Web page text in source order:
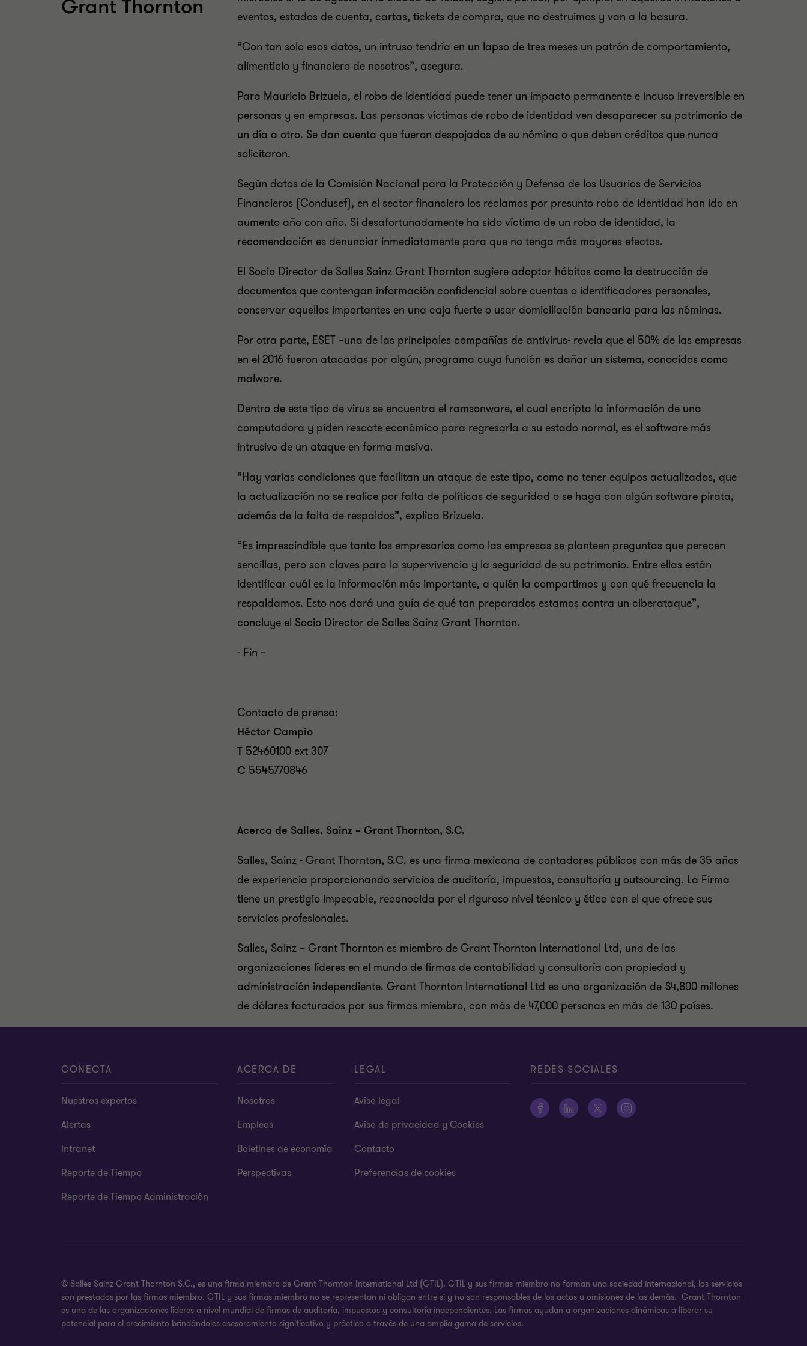
Grant Thornton
eventos, estados de cuenta, cartas, tickets de compra, que no destruimos y van a la basura.
“Con tan solo esos datos, un intruso tendría en un lapso de tres meses un patrón de comportamiento,
alimenticio y financiero de nosotros”, asegura.
Para Mauricio Brizuela, el robo de identidad puede tener un impacto permanente e incuso irreversible en
personas y en empresas. Las personas víctimas de robo de identidad ven desaparecer su patrimonio de
un día a otro. Se dan cuenta que fueron despojados de su nómina o que deben créditos que nunca
solicitaron.
Según datos de la Comisión Nacional para la Protección y Defensa de los Usuarios de Servicios
Financieros (Condusef), en el sector financiero los reclamos por presunto robo de identidad han ido en
aumento año con año. Si desafortunadamente ha sido víctima de un robo de identidad, la
recomendación es denunciar inmediatamente para que no tenga más mayores efectos.
El Socio Director de Salles Sainz Grant Thornton sugiere adoptar hábitos como la destrucción de
documentos que contengan información confidencial sobre cuentas o identificadores personales,
conservar aquellos importantes en una caja fuerte o usar domiciliación bancaria para las nóminas.
Por otra parte, ESET –una de las principales compañías de antivirus- revela que el 50% de las empresas
en el 2016 fueron atacadas por algún, programa cuya función es dañar un sistema, conocidos como
malware.
Dentro de este tipo de virus se encuentra el ramsonware, el cual encripta la información de una
computadora y piden rescate económico para regresarla a su estado normal, es el software más
intrusivo de un ataque en forma masiva.
“Hay varias condiciones que facilitan un ataque de este tipo, como no tener equipos actualizados, que
la actualización no se realice por falta de políticas de seguridad o se haga con algún software pirata,
además de la falta de respaldos”, explica Brizuela.
“Es imprescindible que tanto los empresarios como las empresas se planteen preguntas que perecen
sencillas, pero son claves para la supervivencia y la seguridad de su patrimonio. Entre ellas están
identificar cuál es la información más importante, a quién la compartimos y con qué frecuencia la
respaldamos. Esto nos dará una guía de qué tan preparados estamos contra un ciberataque”,
concluye el Socio Director de Salles Sainz Grant Thornton.
- Fin –
Contacto de prensa:
Héctor Campio
T 52460100 ext 307
C 5545770846
Acerca de Salles, Sainz – Grant Thornton, S.C.
Salles, Sainz - Grant Thornton, S.C. es una firma mexicana de contadores públicos con más de 35 años
de experiencia proporcionando servicios de auditoría, impuestos, consultoría y outsourcing. La Firma
tiene un prestigio impecable, reconocida por el riguroso nivel técnico y ético con el que ofrece sus
servicios profesionales.
Salles, Sainz – Grant Thornton es miembro de Grant Thornton International Ltd, una de las
organizaciones líderes en el mundo de firmas de contabilidad y consultoría con propiedad y
administración independiente. Grant Thornton International Ltd es una organización de $4,800 millones
de dólares facturados por sus firmas miembro, con más de 47,000 personas en más de 130 países.
CONECTA
Nuestros expertos
Alertas
Intranet
Reporte de Tiempo
Reporte de Tiempo Administración
ACERCA DE
Nosotros
Empleos
Boletines de economía
Perspectivas
LEGAL
Aviso legal
Aviso de privacidad y Cookies
Contacto
Preferencias de cookies
REDES SOCIALES
© Salles Sainz Grant Thornton S.C., es una firma miembro de Grant Thornton International Ltd (GTIL). GTIL y sus firmas miembro no forman una sociedad internacional, los servicios
son prestados por las firmas miembro. GTIL y sus firmas miembro no se representan ni obligan entre si y no son responsables de los actos u omisiones de las demás. Grant Thornton
es una de las organizaciones líderes a nivel mundial de firmas de auditoría, impuestos y consultoría independientes. Las firmas ayudan a organizaciones dinámicas a liberar su
potencial para el crecimiento brindándoles asesoramiento significativo y práctico a través de una amplia gama de servicios.